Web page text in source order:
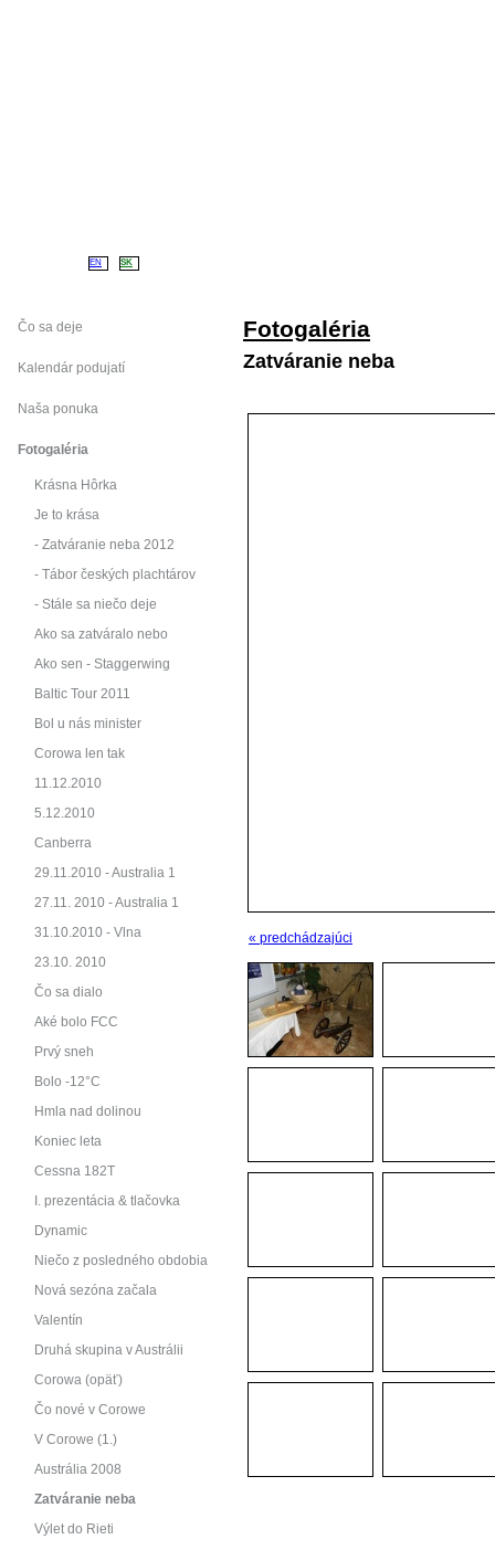
EN SK
Čo sa deje
Kalendár podujatí
Naša ponuka
Fotogaléria
Krásna Hôrka
Je to krása
- Zatváranie neba 2012
- Tábor českých plachtárov
- Stále sa niečo deje
Ako sa zatváralo nebo
Ako sen - Staggerwing
Baltic Tour 2011
Bol u nás minister
Corowa len tak
11.12.2010
5.12.2010
Canberra
29.11.2010 - Australia 1
27.11. 2010 - Australia 1
31.10.2010 - Vlna
23.10. 2010
Čo sa dialo
Aké bolo FCC
Prvý sneh
Bolo -12°C
Hmla nad dolinou
Koniec leta
Cessna 182T
I. prezentácia & tlačovka
Dynamic
Niečo z posledného obdobia
Nová sezóna začala
Valentín
Druhá skupina v Austrálii
Corowa (opäť)
Čo nové v Corowe
V Corowe (1.)
Austrália 2008
Zatváranie neba
Výlet do Rieti
Fotogaléria
Zatváranie neba
« predchádzajúci